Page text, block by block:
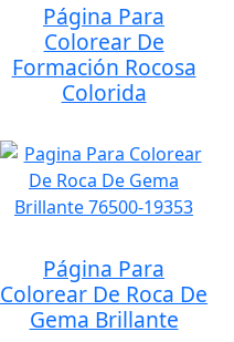
Página Para
Colorear De
Formación Rocosa
Colorida
Página Para
Colorear De Roca De
Gema Brillante